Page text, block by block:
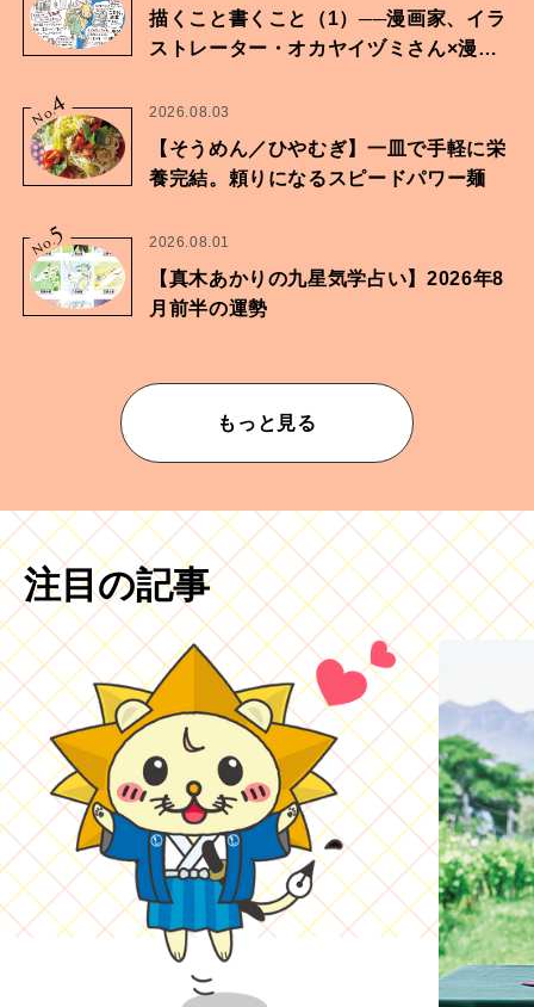
描くこと書くこと（1）──漫画家、イラ
ストレーター・オカヤイヅミさん×漫画
No.
4 2026.08.03
【そうめん／ひやむぎ】一皿で手軽に栄
養完結。頼りになるスピードパワー麺
No.
5 2026.08.01
【真木あかりの九星気学占い】2026年8
月前半の運勢
もっと見る
注目の記事